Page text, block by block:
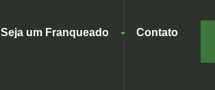
Seja um Franqueado Contato